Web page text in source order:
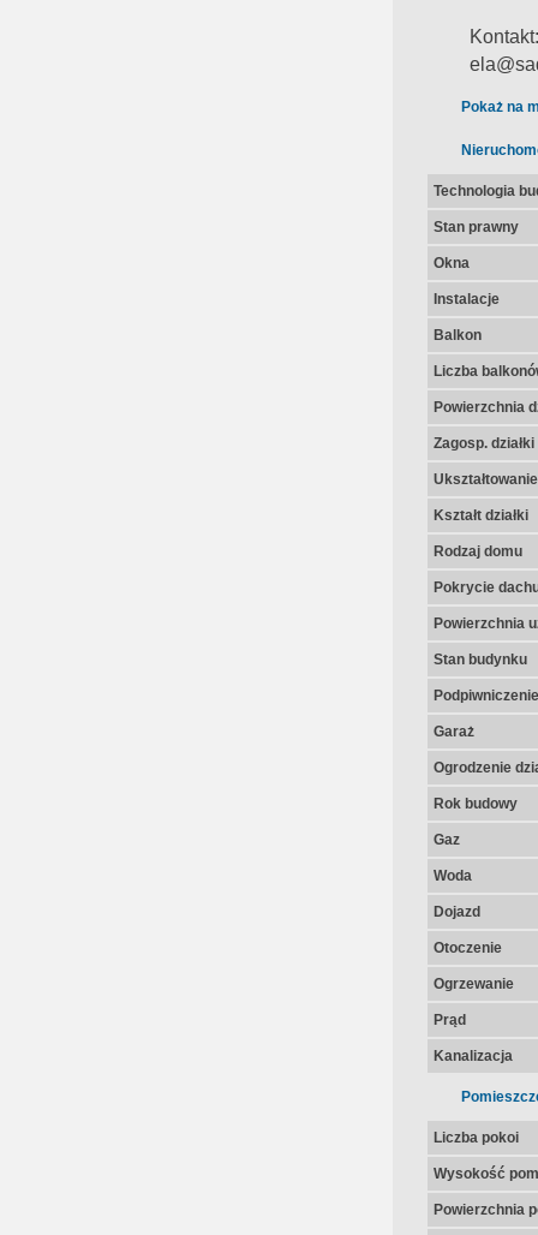
Pokaż na
Technologia
Stan prawny
Okna
Instalacje
Balkon
Liczba
Powierzchnia
Zagosp. działki
Kształt działki
Rodzaj domu
Pokrycie
Powierzchnia
Stan budynku
Podpiwniczenie
Garaż
Ogrodzenie
Rok budowy
Gaz
Woda
Dojazd
Otoczenie
Ogrzewanie
Prąd
Kanalizacja
Liczba pokoi
Wysokość
Powierzchnia